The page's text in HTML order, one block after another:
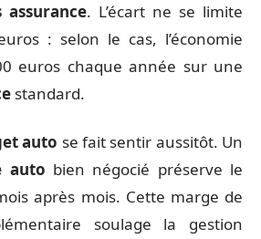
assurance. L’écart ne se limite
: selon le cas, l’économie
euros chaque année sur une
standard.
auto se fait sentir aussitôt. Un
auto bien négocié préserve le
après mois. Cette marge de
soulage la gestion